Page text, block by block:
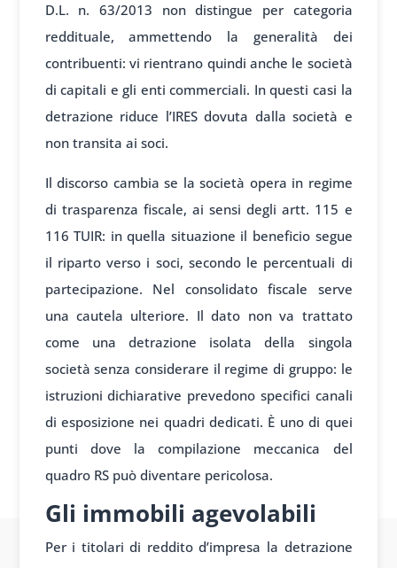
D.L. n. 63/2013 non distingue per categoria
reddituale, ammettendo la generalità dei
contribuenti: vi rientrano quindi anche le società
di capitali e gli enti commerciali. In questi casi la
detrazione riduce l’IRES dovuta dalla società e
non transita ai soci.
Il discorso cambia se la società opera in regime
di trasparenza fiscale, ai sensi degli artt. 115 e
116 TUIR: in quella situazione il beneficio segue
il riparto verso i soci, secondo le percentuali di
partecipazione. Nel consolidato fiscale serve
una cautela ulteriore. Il dato non va trattato
come una detrazione isolata della singola
società senza considerare il regime di gruppo: le
istruzioni dichiarative prevedono specifici canali
di esposizione nei quadri dedicati. È uno di quei
punti dove la compilazione meccanica del
quadro RS può diventare pericolosa.
Gli immobili agevolabili
Per i titolari di reddito d’impresa la detrazione